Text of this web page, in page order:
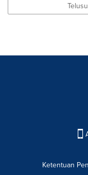
Ketentuan